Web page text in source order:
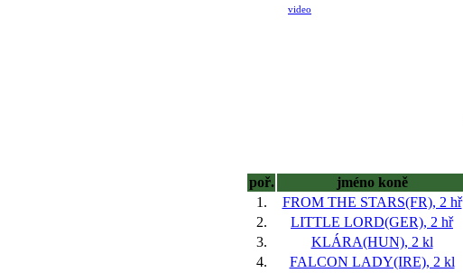
video
poř.
jméno koně
1.
FROM THE STARS(FR), 2 hř
2.
LITTLE LORD(GER), 2 hř
3.
KLÁRA(HUN), 2 kl
4.
FALCON LADY(IRE), 2 kl